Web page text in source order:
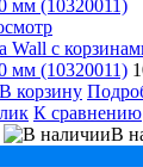
Wall с
мм (10320011)
В корзину
К сравнению
В